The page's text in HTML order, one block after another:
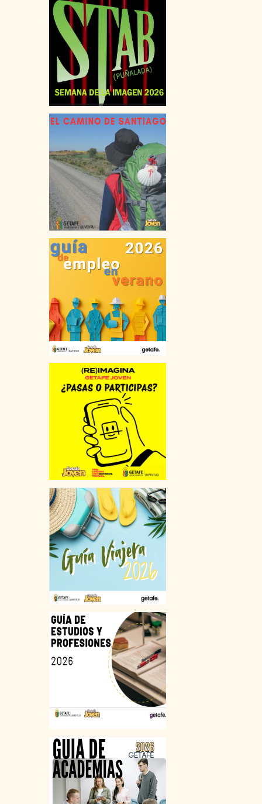
VIAJES
FORMACIÓN TIEMPO LIBRE
OCIO EN GETAFE
MEDIO AMBIENTE
SALUD
VIVIENDA
COMPRA
ALQUILER
COMPARTIR